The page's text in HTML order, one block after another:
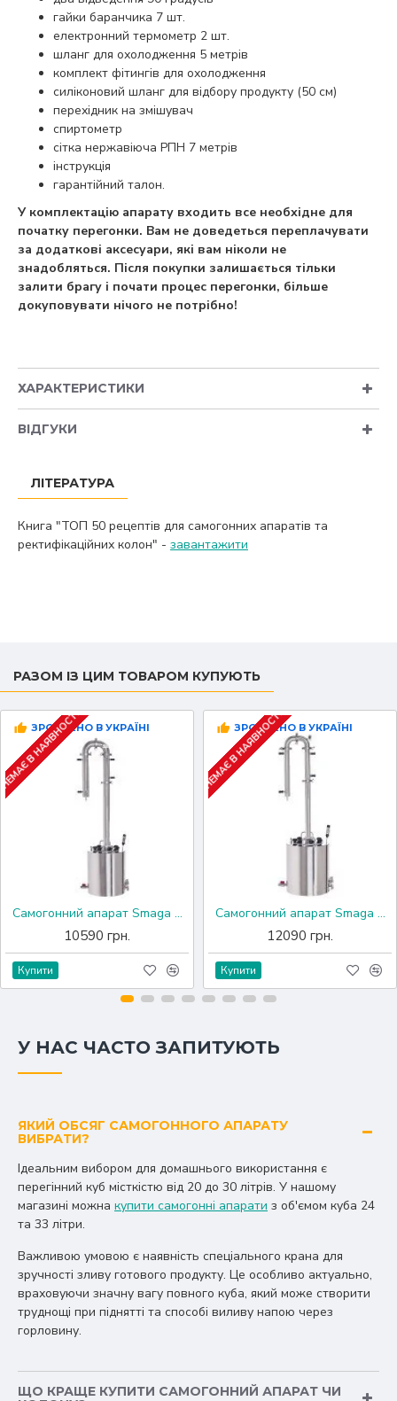
гайки баранчика 7 шт.
електронний термометр 2 шт.
шланг для охолодження 5 метрів
комплект фітингів для охолодження
силіконовий шланг для відбору продукту (50 см)
перехідник на змішувач
спиртометр
сітка нержавіюча РПН 7 метрів
інструкція
гарантійний талон.
У комплектацію апарату входить все необхідне для
початку перегонки. Вам не доведеться переплачувати
за додаткові аксесуари, які вам ніколи не
знадобляться. Після покупки залишається тільки
залити брагу і почати процес перегонки, більше
докуповувати нічого не потрібно!
ХАРАКТЕРИСТИКИ
ВІДГУКИ
ЛІТЕРАТУРА
Книга "ТОП 50 рецептів для самогонних апаратів та
ректифікаційних колон" - завантажити
РАЗОМ ІЗ ЦИМ ТОВАРОМ КУПУЮТЬ
ЗРОБЛЕНО В УКРАЇНІ
В НАЯВНОСТІ
Самогонний апарат Smaga Пікуй з ТЕН-ом, 24 л.
10590 грн.
Купити
ЗРОБЛЕНО В УКРАЇНІ
НЕМАЄ В НАЯВНОСТІ
Самогонний апарат Smaga Драгобрат з ТЕН-ом, 24 л.
12090 грн.
Купити
У НАС ЧАСТО ЗАПИТУЮТЬ
ЯКИЙ ОБСЯГ САМОГОННОГО АПАРАТУ
ВИБРАТИ?
Ідеальним вибором для домашнього використання є
перегінний куб місткістю від 20 до 30 літрів. У нашому
магазині можна купити самогонні апарати з об'ємом куба 24
та 33 літри.
Важливою умовою є наявність спеціального крана для
зручності зливу готового продукту. Це особливо актуально,
враховуючи значну вагу повного куба, який може створити
труднощі при піднятті та способі виливу напою через
горловину.
ЩО КРАЩЕ КУПИТИ САМОГОННИЙ АПАРАТ ЧИ